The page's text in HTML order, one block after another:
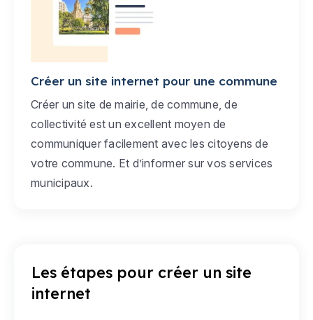
Créer un site internet pour une commune
Créer un site de mairie, de commune, de
collectivité est un excellent moyen de
communiquer facilement avec les citoyens de
votre commune. Et d’informer sur vos services
municipaux.
Les étapes pour créer un site
internet